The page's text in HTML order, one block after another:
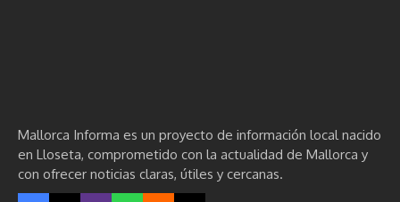
Mallorca Informa es un proyecto de información local nacido
en Lloseta, comprometido con la actualidad de Mallorca y
con ofrecer noticias claras, útiles y cercanas.